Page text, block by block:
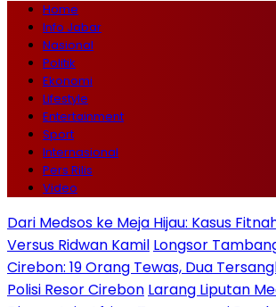
Home
Info Jabar
Nasional
Politik
Ekonomi
Lifestyle
Entertainment
Sport
Internasional
Pers Rilis
Video
Dari Medsos ke Meja Hijau: Kasus
Versus Ridwan Kamil Longsor
Cirebon: 19 Orang Tewas, Dua
Polisi Resor Cirebon Larang Liputan